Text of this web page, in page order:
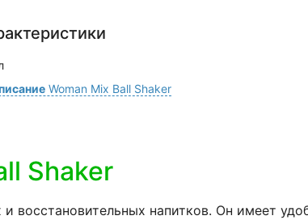
Woman Mix Ball Shaker
Shaker
восстановительных напитков. Он имеет